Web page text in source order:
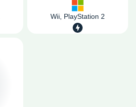
Wii, PlayStation 2